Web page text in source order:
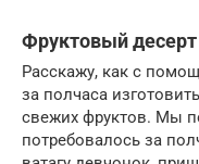
Фруктовый
Расскажу, как с
за полчаса
свежих фруктов. Мы
потребовалось за